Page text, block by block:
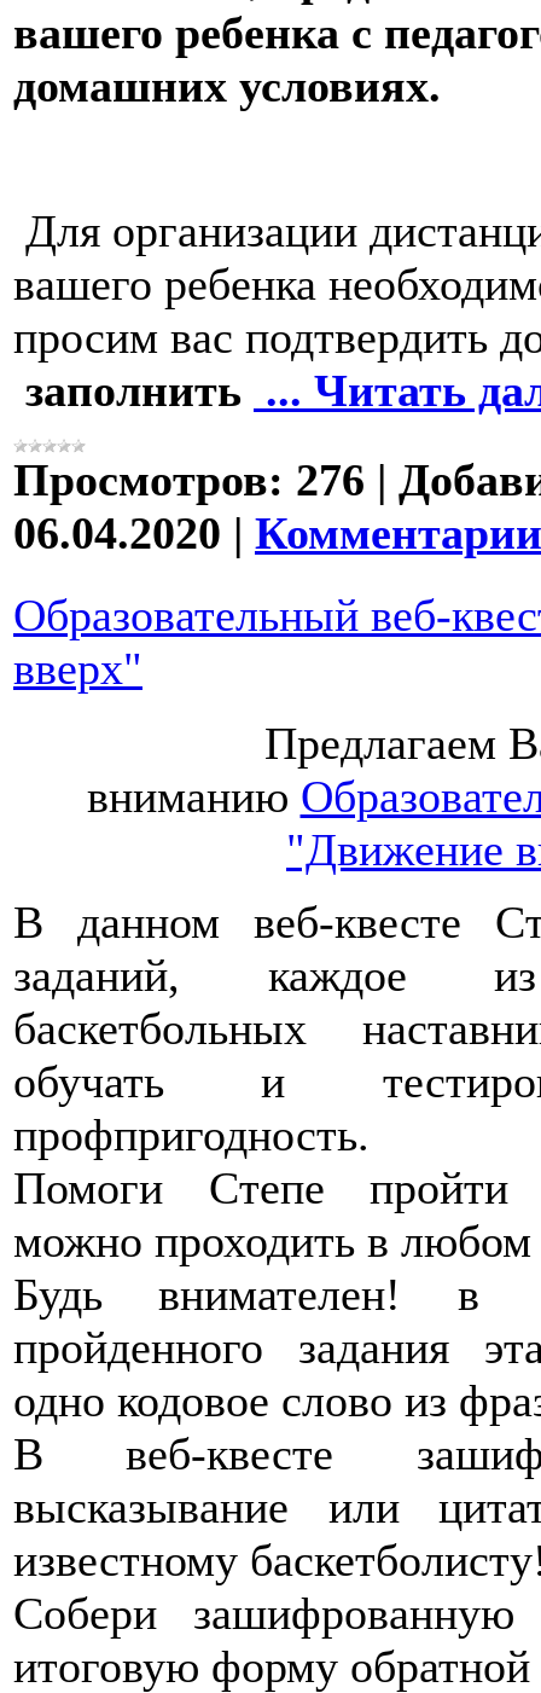
вашего ребенка с
домашних условиях.
Для организации
вашего ребенка
просим вас подтвердить
заполнить ... Читать
Просмотров: 276 |
06.04.2020 |
Образовательный веб-
вверх"
Предлагаем
вниманию
"Движение
В данном веб-квесте
заданий, каждое
баскетбольных
обучать и
профпригодность.
Помоги Степе пройти
можно проходить в любом
Будь внимателен! в
пройденного задания
одно кодовое слово из
В веб-квесте
высказывание или
известному
Собери
итоговую форму обратной